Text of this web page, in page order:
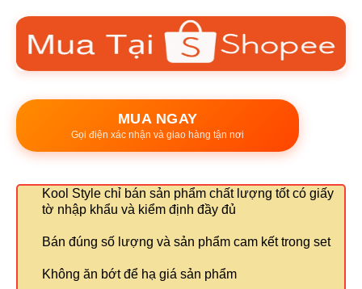
MUA NGAY
Gọi điện xác nhận và giao hàng tận nơi
Kool Style chỉ bán sản phẩm chất lượng tốt có giấy
tờ nhập khẩu và kiểm định đầy đủ
Bán đúng số lượng và sản phẩm cam kết trong set
Không ăn bớt để hạ giá sản phẩm